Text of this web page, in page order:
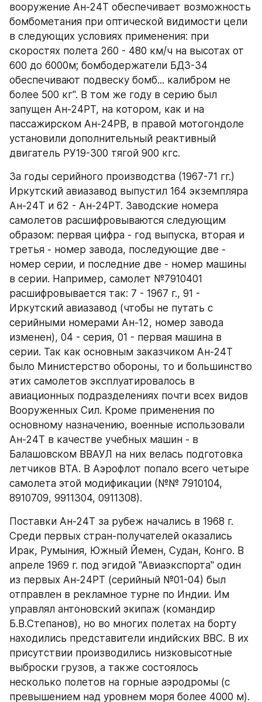
вооружение Ан-24Т обеспечивает возможность
бомбометания при оптической видимости цели
в следующих условиях применения: при
скоростях полета 260 - 480 км/ч на высотах от
600 до 6000м; бомбодержатели БДЗ-34
обеспечивают подвеску бомб... калибром не
более 500 кг". В том же году в серию был
запущен Ан-24РТ, на котором, как и на
пассажирском Ан-24РВ, в правой мотогондоле
установили дополнительный реактивный
двигатель РУ19-300 тягой 900 кгс.
За годы серийного производства (1967-71 гг.)
Иркутский авиазавод выпустил 164 экземпляра
Ан-24Т и 62 - Ан-24РТ. Заводские номера
самолетов расшифровываются следующим
образом: первая цифра - год выпуска, вторая и
третья - номер завода, последующие две -
номер серии, и последние две - номер машины
в серии. Например, самолет №7910401
расшифровывается так: 7 - 1967 г., 91 -
Иркутский авиазавод (чтобы не путать с
серийными номерами Ан-12, номер завода
изменен), 04 - серия, 01 - первая машина в
серии. Так как основным заказчиком Ан-24Т
было Министерство обороны, то и большинство
этих самолетов эксплуатировалось в
авиационных подразделениях почти всех видов
Вооруженных Сил. Кроме применения по
основному назначению, военные использовали
Ан-24Т в качестве учебных машин - в
Балашовском ВВАУЛ на них велась подготовка
летчиков ВТА. В Аэрофлот попало всего четыре
самолета этой модификации (№№ 7910104,
8910709, 9911304, 0911308).
Поставки Ан-24Т за рубеж начались в 1968 г.
Среди первых стран-получателей оказались
Ирак, Румыния, Южный Йемен, Судан, Конго. В
апреле 1969 г. под эгидой "Авиаэкспорта" один
из первых Ан-24РТ (серийный №01-04) был
отправлен в рекламное турне по Индии. Им
управлял антоновский экипаж (командир
Б.В.Степанов), но во многих полетах на борту
находились представители индийских ВВС. В их
присутствии производились низковысотные
выброски грузов, а также состоялось
несколько полетов на горные аэродромы (с
превышением над уровнем моря более 4000 м).